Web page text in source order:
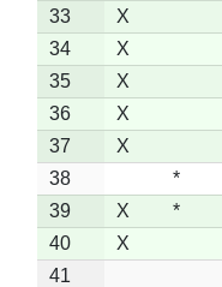
33
X
34
X
35
X
36
X
37
X
38
*
39
X *
40
X
41